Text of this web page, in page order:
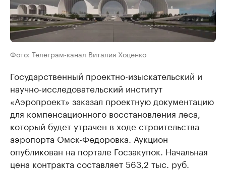
Фото: Телеграм-канал Виталия Хоценко
Государственный проектно-изыскательский и
научно-исследовательский институт
«Аэропроект» заказал проектную документацию
для компенсационного восстановления леса,
который будет утрачен в ходе строительства
аэропорта Омск-Федоровка. Аукцион
опубликован на портале Госзакупок. Начальная
цена контракта составляет 563,2 тыс. руб.